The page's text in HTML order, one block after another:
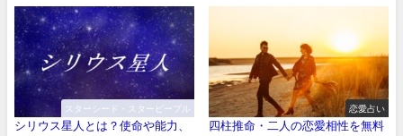
スターシード・スターピープル
シリウス星人とは？使命や能力、
恋愛占い
四柱推命・二人の恋愛相性を無料